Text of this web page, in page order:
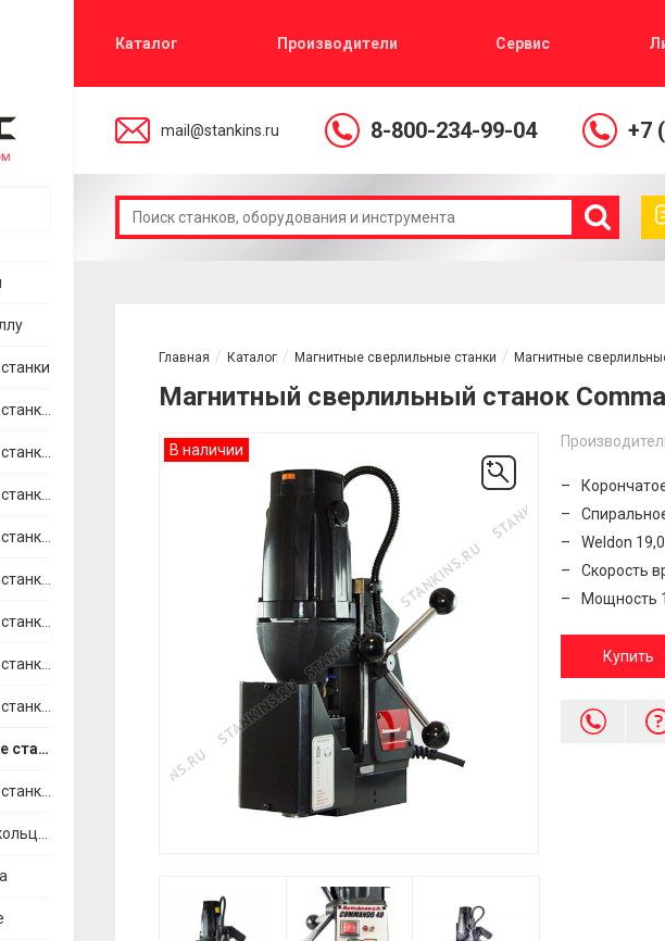
Магнитные сверлильные станки ROTABROACH (Англия)
Каталог Производители Сервис
mail@stankins.ru 8-800-234-99-04 +7
Главная Каталог Магнитные сверлильные станки Магнитные
Магнитный сверлильный станок
В наличии
Weldon
Скорость
Мощность
Купить